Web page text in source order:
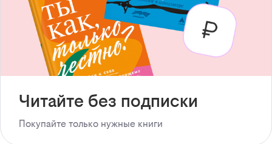
Читайте без подписки
Покупайте только нужные книги